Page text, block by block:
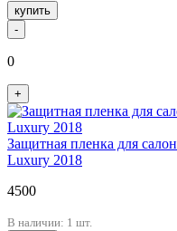
купить
-
0
+
Защитная пленка для
Luxury 2018
4500
В наличии: 1 шт.